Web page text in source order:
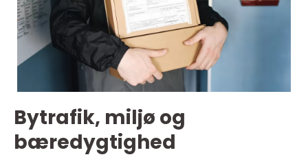
Bytrafik, miljø og
bæredygtighed